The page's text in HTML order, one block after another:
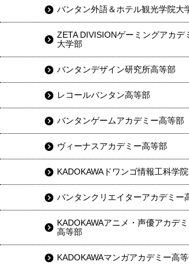
バンタン外語＆ホテル観光学院大
ZETA DIVISIONゲーミングアカデ
大学部
バンタンデザイン研究所高等部
レコールバンタン高等部
バンタンゲームアカデミー高等部
ヴィーナスアカデミー高等部
KADOKAWAドワンゴ情報工科学
バンタンクリエイターアカデミー
KADOKAWAアニメ・声優アカデ
高等部
KADOKAWAマンガアカデミー高